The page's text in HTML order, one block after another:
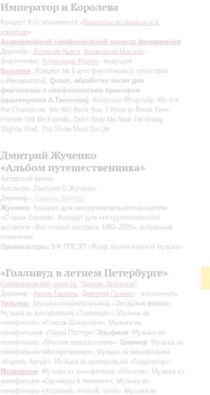
Император и Королева
Концерт 9-го абонемента « Концерты во фраках и в
джинсах»
Академический симфонический оркестр филармонии
Дирижёр - Алексей Ньяга; Александр Маслов -
фортепиано; Александр Малич - ведущий
Бетховен: Концерт № 5 для фортепиано с оркестром
(«Император»); Queen, обработки песен для
фортепиано с симфоническим оркестром
(аранжировка А.Танонова): Bohemian Rhapsody, We Are
the Champions, We Will Rock You, I Want to Break Free,
Friends Will Be Friends, Don’t Stop Me Now, I'm Going
Slightly Mad, The Show Must Go On
Дмитрий Жученко
«Альбом путешественника»
Авторский вечер
Ансамбль Дмитрия О.Жученко
Дирижер - Ашамаз Заифов
Жученко: Концерт для инструментального ансамбля
«Старая Европа», Концерт для инструментального
ансамбля «Восточный экспресс 1883-2025», избранные
сочинения
Организаторы: БФ ППСЗП «Фонд экологической музыки»
«Голливуд в летнем Петербурге»
Симфонический оркестр "Singolo Orchestra"
Дирижер - Антон Гаккель; Дмитрий Ганенко - виолончель
Уильямс: Музыка из кинофильмов «Звездные войны»,
Музыка из кинофильма «Терминал», Музыка из
кинофильма «Список Шиндлера», Музыка из
кинофильмов «Гарри Поттер»; Эльфман: Музыка из
кинофильма «Миссия невыполнима»; Циммер: Музыка из
кинофильма «Интерстеллар», Музыка из кинофильма
«Король Артур», Музыка из кинофильма «Гладиатор»;
Морриконе: Музыка из кинофильма «Миссия», Музыка из
кинофильма «Однажды в Америке», Музыка из
кинофильма «Хороший, плохой, злой», Музыка из